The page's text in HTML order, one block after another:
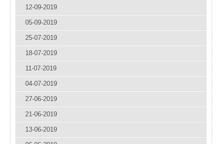
12-09-2019
05-09-2019
25-07-2019
18-07-2019
11-07-2019
04-07-2019
27-06-2019
21-06-2019
13-06-2019